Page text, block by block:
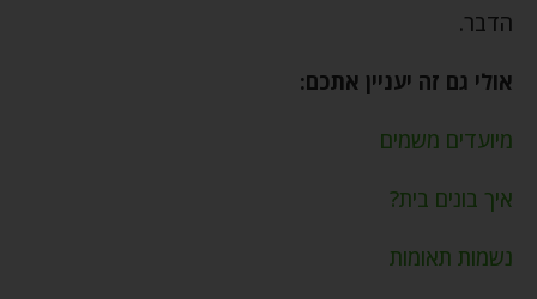
הדבר.
אולי גם זה יעניין אתכם:
מיועדים משמים
איך בונים בית?
נשמות תאומות